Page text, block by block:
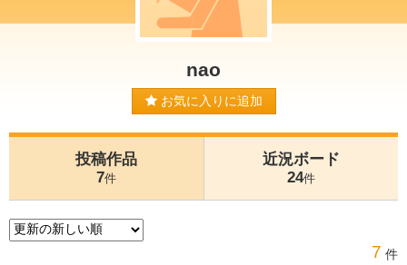
nao
お気に入りに追加
投稿作品
7件
近況ボード
24件
7 件